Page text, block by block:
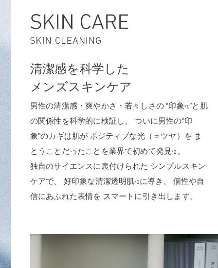
取り払い
常のものとなる生活をご提案します。
こういった、私たちの意志と想いを「Mr.」と
いう名前に込めました。
私たちは、これからも、ジェンダーニュート
ラルな環境を整え、
すべての人へオルビスの
想いである「ここちを美しく」を届けてまい
ります。
清潔感を科学した
メンズスキンケア
男性の清潔感・爽やかさ・若々しさの “印象*1”と肌
の関係性を科学的に検証し、
ついに男性の“印
象”のカギは肌が ポジティブな光（＝ツヤ）を ま
とうことだったことを業界で初めて発見*2 。
独自のサイエンスに裏付けられた シンプルスキン
ケアで、
好印象な清潔透明肌*3に導き、
個性や⾃
信にあふれた表情を スマートに引き出します。